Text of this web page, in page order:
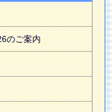
のご案内